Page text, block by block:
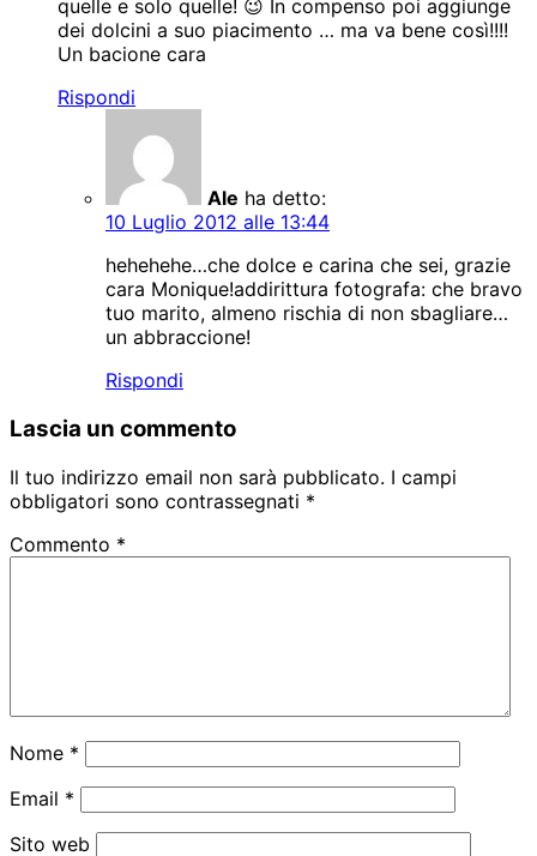
quelle e solo quelle! 😉 In compenso poi aggiunge
dei dolcini a suo piacimento … ma va bene così!!!!
Un bacione cara
Rispondi
Ale ha detto:
10 Luglio 2012 alle 13:44
hehehehe…che dolce e carina che sei, grazie
cara Monique!addirittura fotografa: che bravo
tuo marito, almeno rischia di non sbagliare…
un abbraccione!
Rispondi
Lascia un commento
Il tuo indirizzo email non sarà pubblicato. I campi
obbligatori sono contrassegnati *
Commento *
Nome *
Email *
Sito web